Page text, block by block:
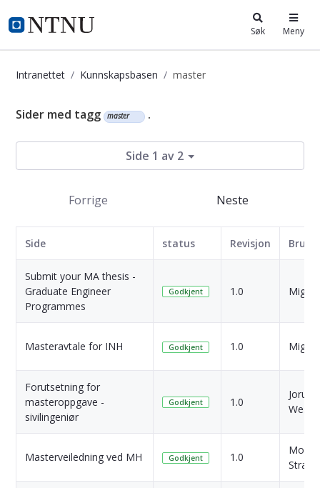
i.ntnu.no Søk Meny
Intranettet Kunnskapsbasen master
Kunnskapsbasen
Sider med tagg master .
Side 1 av 2
Forrige Neste
Side status Revisjon
Submit your MA thesis -
Graduate Engineer
Programmes
Godkjent 1.0
Masteravtale for INH Godkjent 1.0
Forutsetning for
masteroppgave -
sivilingeniør
Godkjent 1.0
Jorunn
Masterveiledning ved MH Godkjent 1.0